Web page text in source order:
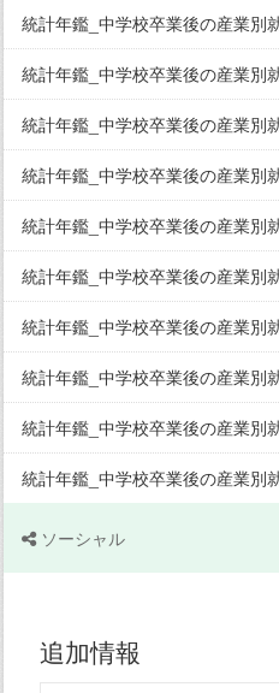
統計年鑑_中学校卒業後の産業別
統計年鑑_中学校卒業後の産業別
統計年鑑_中学校卒業後の産業別
統計年鑑_中学校卒業後の産業別
統計年鑑_中学校卒業後の産業別
統計年鑑_中学校卒業後の産業別
統計年鑑_中学校卒業後の産業別
統計年鑑_中学校卒業後の産業別
統計年鑑_中学校卒業後の産業別
統計年鑑_中学校卒業後の産業別
ソーシャル
追加情報